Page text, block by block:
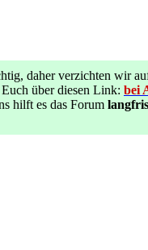
daher verzichten wir
über diesen Link: bei
hilft es das Forum